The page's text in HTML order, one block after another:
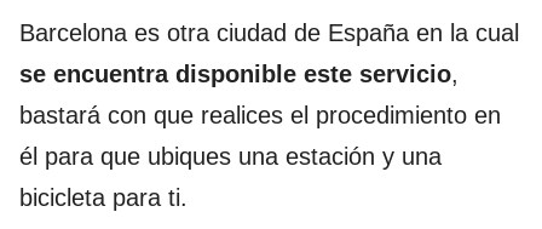
Barcelona es otra ciudad de España en la cual
se encuentra disponible este servicio,
bastará con que realices el procedimiento en
él para que ubiques una estación y una
bicicleta para ti.